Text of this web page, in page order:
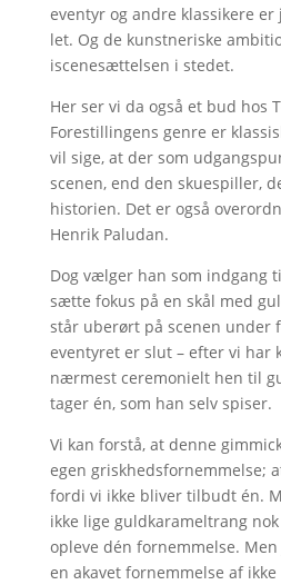
eventyr og andre klassikere er
let. Og de kunstneriske
iscenesættelsen i stedet.
Her ser vi da også et bud hos
Forestillingens genre er
vil sige, at der som
scenen, end den skuespiller,
historien. Det er også
Henrik Paludan.
Dog vælger han som indgang
sætte fokus på en skål med
står uberørt på scenen under
eventyret er slut – efter vi har
nærmest ceremonielt hen til
tager én, som han selv spiser.
Vi kan forstå, at denne
egen griskhedsfornemmelse;
fordi vi ikke bliver tilbudt én.
ikke lige guldkarameltrang
opleve dén fornemmelse.
en akavet fornemmelse af